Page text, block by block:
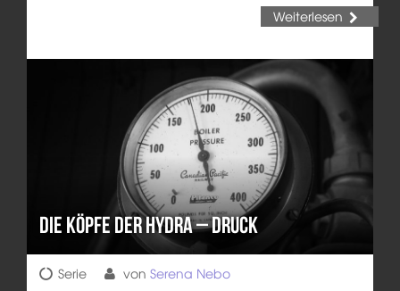
Weiterlesen
Die Köpfe der Hydra – Druck
Serie von Serena Nebo